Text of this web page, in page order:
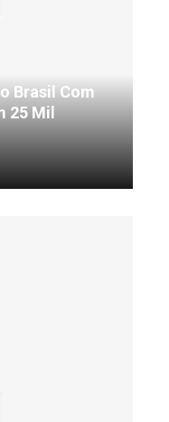
Brasil Com
25 Mil